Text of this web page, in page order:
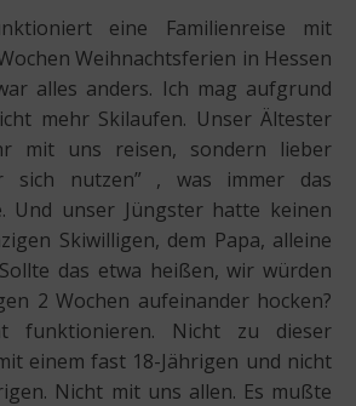
Weihnachtsferien in Hessen
alles anders. Ich mag aufgrund
mehr Skilaufen. Unser Ältester
mit uns reisen, sondern lieber
sich nutzen” , was immer das
Und unser Jüngster hatte keinen
Skiwilligen, dem Papa, alleine
das etwa heißen, wir würden
2 Wochen aufeinander hocken?
funktionieren. Nicht zu dieser
einem fast 18-Jährigen und nicht
Nicht mit uns allen. Es mußte